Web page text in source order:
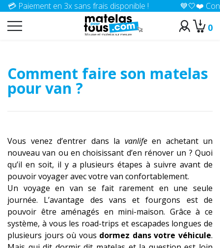
en 3x sans frais disponible ! 💙🤍❤️
0
Accueil
Comment faire son matelas
pour van ?
Vous venez d’entrer dans la vanlifeen achetant un
nouveau van ou en choisissant d’en rénover un ? Quoi
qu’il en soit, il y a plusieurs étapes à suivre avant de
pouvoir voyager avec votre van confortablement.
Un voyage en van se fait rarement en une seule
journée. L’avantage des vans et fourgons est de
pouvoir être aménagés en mini-maison. Grâce à ce
système, à vous les road-trips et escapades longues de
plusieurs jours où vous dormez dans votre véhicule.